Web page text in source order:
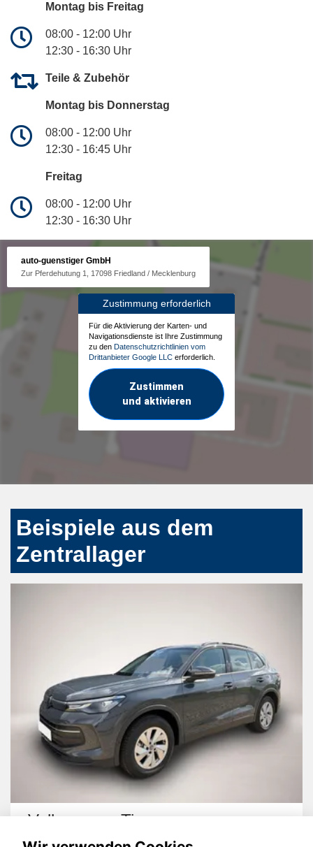
Montag bis Freitag
08:00 - 12:00 Uhr
12:30 - 16:30 Uhr
Teile & Zubehör
Montag bis Donnerstag
08:00 - 12:00 Uhr
12:30 - 16:45 Uhr
Freitag
08:00 - 12:00 Uhr
12:30 - 16:30 Uhr
auto-guenstiger GmbH
Zur Pferdehutung 1, 17098 Friedland / Mecklenburg
Zustimmung erforderlich
Für die Aktivierung der Karten- und
Navigationsdienste ist Ihre Zustimmung
zu den Datenschutzrichtlinien vom
Drittanbieter Google LLC erforderlich.
Zustimmen
und aktivieren
Beispiele aus dem
Zentrallager
Volkswagen Tiguan